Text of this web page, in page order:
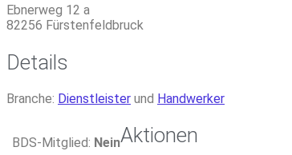
Ebnerweg 12 a
82256 Fürstenfeldbruck
Details
Branche: Dienstleister und Handwerker
BDS-Mitglied: NeinAktionen